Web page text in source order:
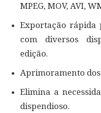
MPEG, MOV, AVI,
Exportação rápida
com diversos
edição.
Aprimoramento
Elimina a
dispendioso.